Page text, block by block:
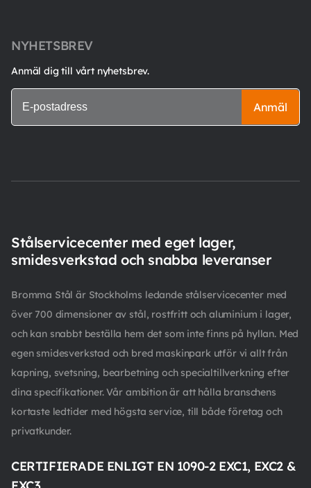
NYHETSBREV
Anmäl dig till vårt nyhetsbrev.
Anmäl
Stålservicecenter med eget lager,
smidesverkstad och snabba leveranser
Bromma Stål är Stockholms ledande stålservicecenter med
över 700 dimensioner av stål, rostfritt och aluminium i lager,
och kan snabbt beställa hem det som inte finns på hyllan. Med
egen smidesverkstad och bred maskinpark utför vi allt från
kapning, svetsning, bearbetning och specialtillverkning efter
dina specifikationer. Vår ambition är att hålla branschens
kortaste ledtider med högsta service, till både företag och
privatkunder.
CERTIFIERADE ENLIGT EN 1090-2 EXC1, EXC2 &